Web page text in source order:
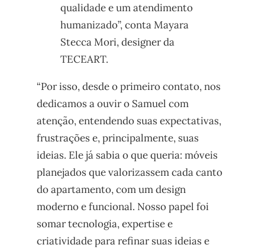
qualidade e um atendimento
humanizado”, conta Mayara
Stecca Mori, designer da
TECEART.
“Por isso, desde o primeiro contato, nos
dedicamos a ouvir o Samuel com
atenção, entendendo suas expectativas,
frustrações e, principalmente, suas
ideias. Ele já sabia o que queria: móveis
planejados que valorizassem cada canto
do apartamento, com um design
moderno e funcional. Nosso papel foi
somar tecnologia, expertise e
criatividade para refinar suas ideias e